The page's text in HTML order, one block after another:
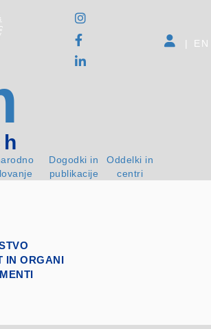
Dogodki in
publikacije
Oddelki in
centri
| EN
IN ORGANI